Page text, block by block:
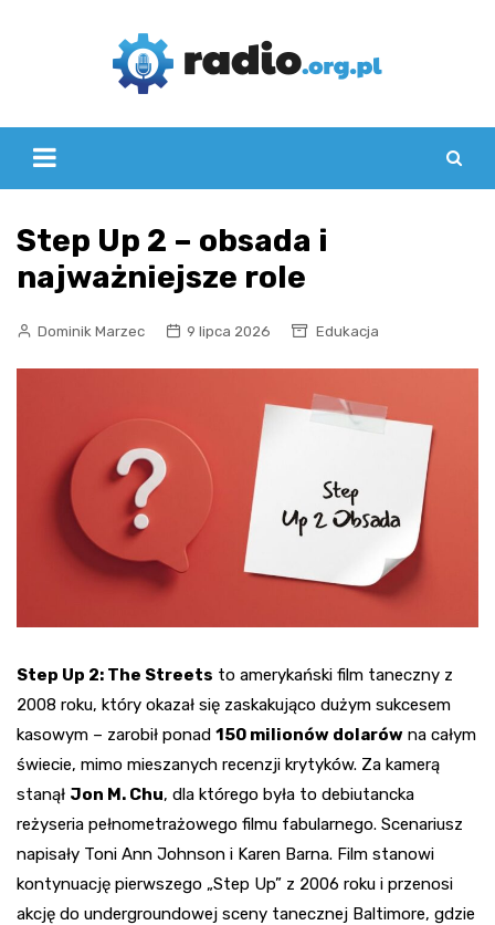
Step Up 2 – obsada i
najważniejsze role
Dominik Marzec 9 lipca 2026 Edukacja
Step Up 2: The Streets to amerykański film taneczny z
2008 roku, który okazał się zaskakująco dużym sukcesem
kasowym – zarobił ponad 150 milionów dolarów na całym
świecie, mimo mieszanych recenzji krytyków. Za kamerą
stanął Jon M. Chu, dla którego była to debiutancka
reżyseria pełnometrażowego filmu fabularnego. Scenariusz
napisały Toni Ann Johnson i Karen Barna. Film stanowi
kontynuację pierwszego „Step Up” z 2006 roku i przenosi
akcję do undergroundowej sceny tanecznej Baltimore, gdzie